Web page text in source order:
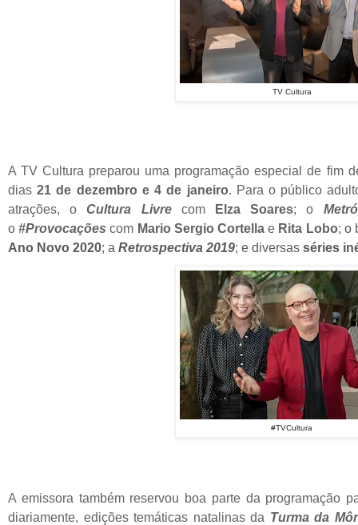
TV Cultura
A TV Cultura preparou uma programação especial de fim
dias21 de dezembro e 4 de janeiro. Para o público
atrações, oCultura Livrecom Elza Soares; o
o#Provocaçõescom Mario Sergio Cortellae Rita Lobo; o
Ano Novo 2020; a Retrospectiva 2019; e diversas séries
#TVCultura
A emissora também reservou boa parte da programação
diariamente, edições temáticas natalinas da Turma da